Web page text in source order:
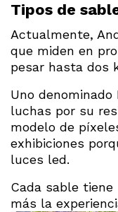
Tipos de
Actualmente,
que miden en
pesar hasta dos
Uno denominado
luchas por su
modelo de
exhibiciones
luces led.
Cada sable
más la